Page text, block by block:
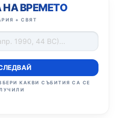
ВРЕМЕТО
+ СВЯТ
КАКВИ СЪБИТИЯ СА СЕ